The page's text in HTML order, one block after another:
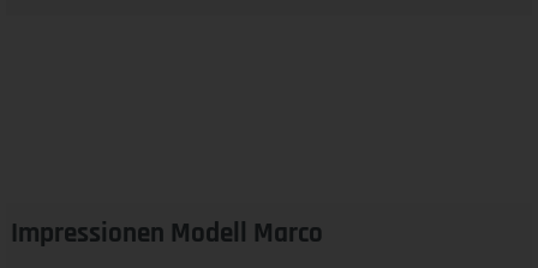
Impressionen Modell Marco